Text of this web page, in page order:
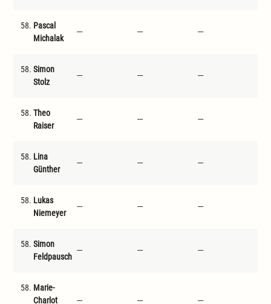
58. Pascal
Michalak
--- --- ---
58. Simon
Stolz
--- --- ---
58. Theo
Raiser
--- --- ---
58. Lina
Günther
--- --- ---
58. Lukas
Niemeyer
--- --- ---
58. Simon
Feldpausch
--- --- ---
58. Marie-
Charlot
--- --- ---